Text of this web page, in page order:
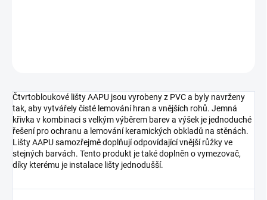
Čtvrtobloukové lišty AAPU jsou vyrobeny z PVC a byly navrženy
tak, aby vytvářely čisté lemování hran a vnějších rohů. Jemná
křivka v kombinaci s velkým výběrem barev a výšek je jednoduché
řešení pro ochranu a lemování keramických obkladů na stěnách.
Lišty AAPU samozřejmě doplňují odpovídající vnější růžky ve
stejných barvách. Tento produkt je také doplněn o vymezovač,
díky kterému je instalace lišty jednodušší.